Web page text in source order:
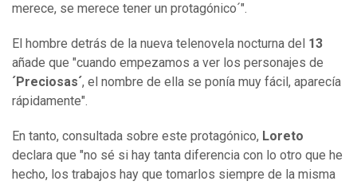
merece, se merece tener un protagónico´".
El hombre detrás de la nueva telenovela nocturna del 13
añade que "cuando empezamos a ver los personajes de
´Preciosas´, el nombre de ella se ponía muy fácil, aparecía
rápidamente".
En tanto, consultada sobre este protagónico, Loreto
declara que "no sé si hay tanta diferencia con lo otro que he
hecho, los trabajos hay que tomarlos siempre de la misma